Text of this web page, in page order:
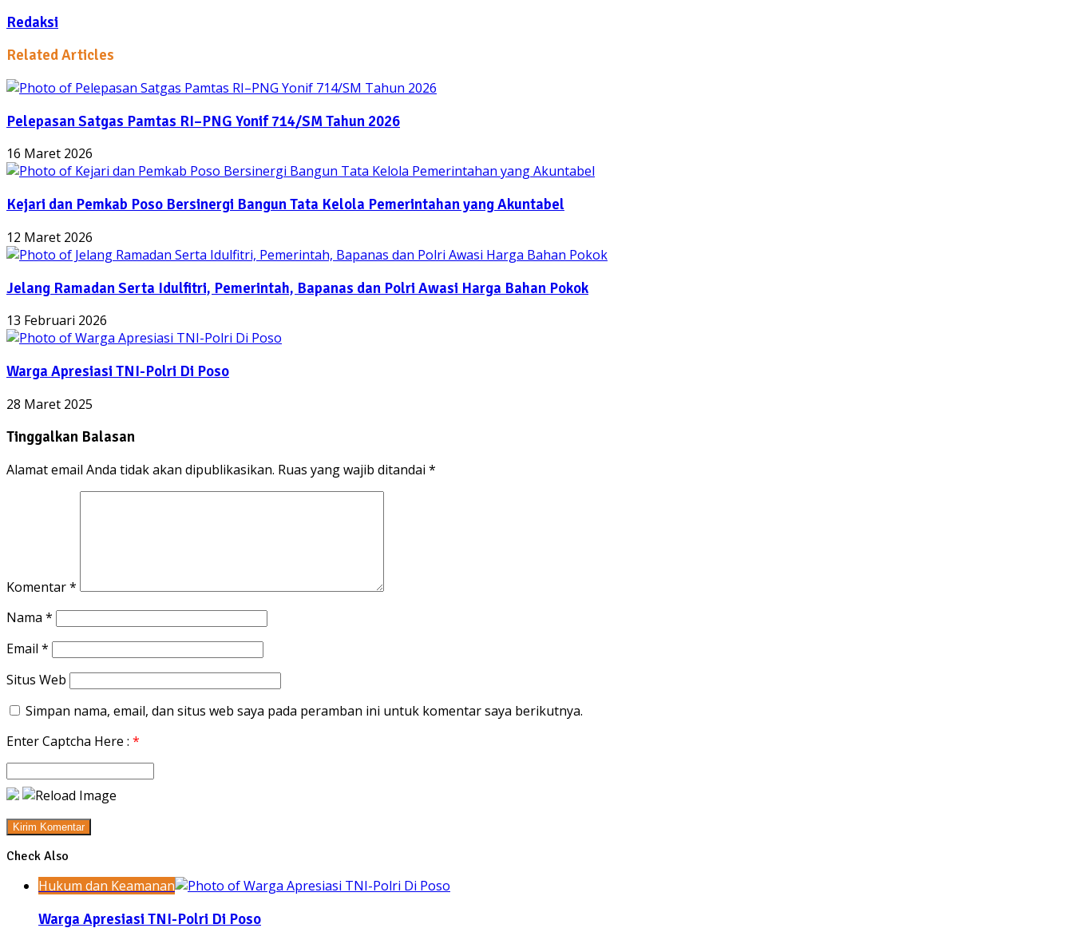
Redaksi
Related Articles
Pelepasan Satgas Pamtas RI–PNG Yonif 714/SM Tahun 2026
16 Maret 2026
Kejari dan Pemkab Poso Bersinergi Bangun Tata Kelola Pemerintahan yang Akuntabel
12 Maret 2026
Jelang Ramadan Serta Idulfitri, Pemerintah, Bapanas dan Polri Awasi Harga Bahan Pokok
13 Februari 2026
Warga Apresiasi TNI-Polri Di Poso
28 Maret 2025
Tinggalkan Balasan
Alamat email Anda tidak akan dipublikasikan. Ruas yang wajib ditandai *
Komentar*
Nama *
Email *
Situs Web
Simpan nama, email, dan situs web saya pada peramban ini untuk komentar saya berikutnya.
Enter Captcha Here : *
Check Also
Hukum dan Keamanan
Warga Apresiasi TNI-Polri Di Poso